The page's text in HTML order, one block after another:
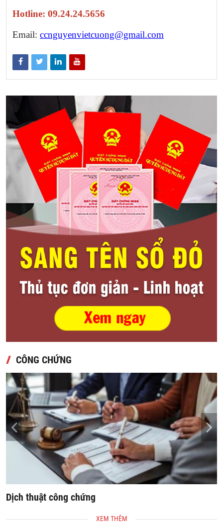
Hotline: 09.24.24.5656
Email: ccnguyenvietcuong@gmail.com
CÔNG CHỨNG
Sao y chứng thực giấy tờ - tài liệu lấy ngay
XEM THÊM